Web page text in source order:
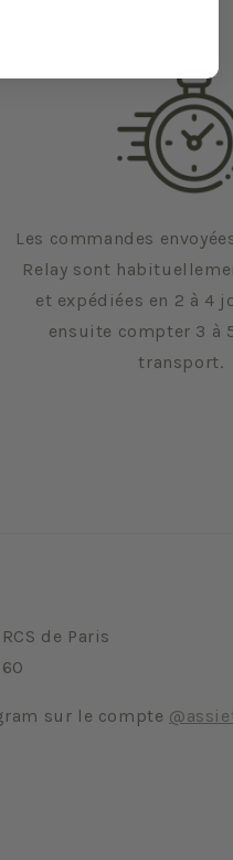
Les commandes
Relay sont
et expédiées en 2 à 4
ensuite compter 3 à
transport.
de Paris
sur le compte